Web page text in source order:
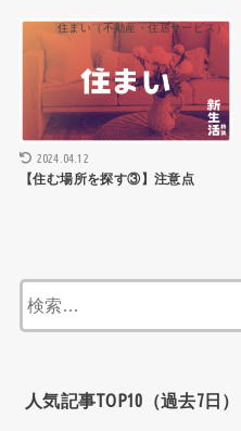
住まい（不動産・住居サービス）
2024.04.12
【住む場所を探す③】注意点
人気記事TOP10（過去7日）